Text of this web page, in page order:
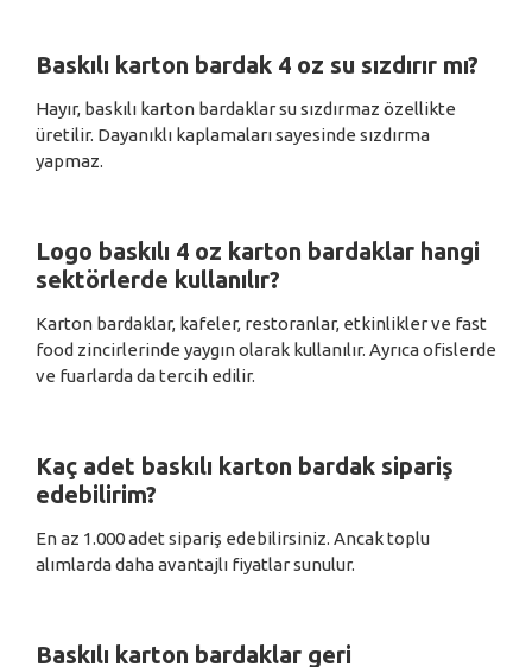
Baskılı karton bardak 4 oz su sızdırır mı?
Hayır, baskılı karton bardaklar su sızdırmaz özellikte
üretilir. Dayanıklı kaplamaları sayesinde sızdırma
yapmaz.
Logo baskılı 4 oz karton bardaklar hangi
sektörlerde kullanılır?
Karton bardaklar, kafeler, restoranlar, etkinlikler ve fast
food zincirlerinde yaygın olarak kullanılır. Ayrıca ofislerde
ve fuarlarda da tercih edilir.
Kaç adet baskılı karton bardak sipariş
edebilirim?
En az 1.000 adet sipariş edebilirsiniz. Ancak toplu
alımlarda daha avantajlı fiyatlar sunulur.
Baskılı karton bardaklar geri